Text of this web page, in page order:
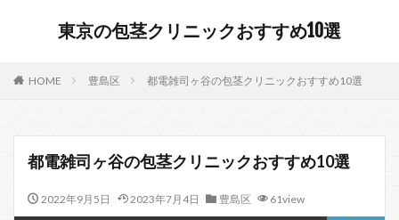
東京の包茎クリニックおすすめ10選
HOME 豊島区 都電雑司ヶ谷の包茎クリニックおすすめ10選
都電雑司ヶ谷の包茎クリニックおすすめ10選
2022年9月5日 2023年7月4日 豊島区 61view